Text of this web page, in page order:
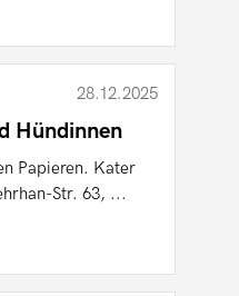
28.12.2025
Hündinnen
Papieren. Kater
Str. 63, ...